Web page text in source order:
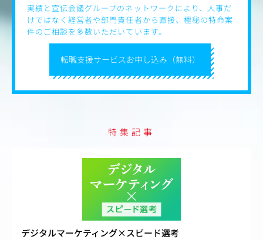
転職支援サービスお申し込み（無料）
実績と宣伝会議グループのネットワークにより、人事だ
けではなく経営者や部門責任者から直接、極秘の特命案
件のご相談を多数いただいています。
特集記事
デジタルマーケティング×スピード選考